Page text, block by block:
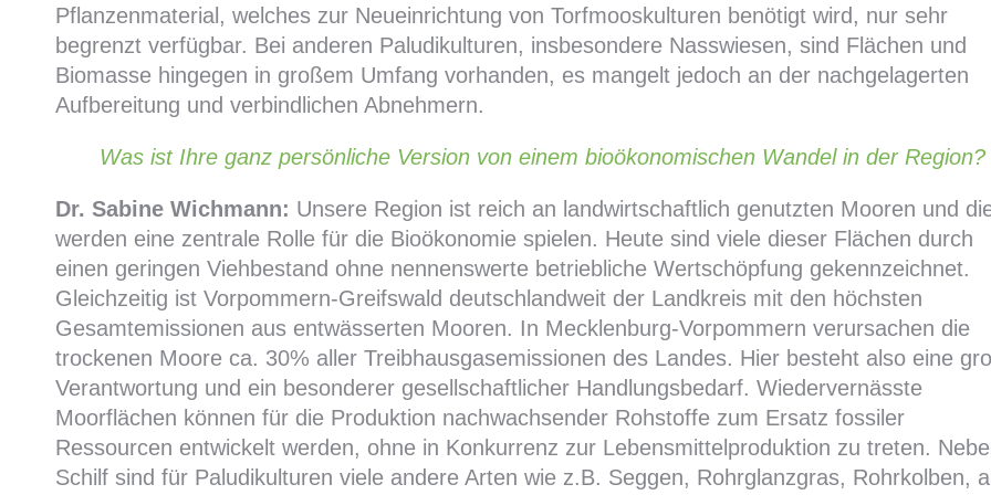
Pflanzenmaterial, welches zur Neueinrichtung von Torfmooskulturen benötigt wird, nur sehr
begrenzt verfügbar. Bei anderen Paludikulturen, insbesondere Nasswiesen, sind Flächen und
Biomasse hingegen in großem Umfang vorhanden, es mangelt jedoch an der nachgelagerten
Aufbereitung und verbindlichen Abnehmern.
Was ist Ihre ganz persönliche Version von einem bioökonomischen Wandel in der Region?
Dr. Sabine Wichmann: Unsere Region ist reich an landwirtschaftlich genutzten Mooren und
werden eine zentrale Rolle für die Bioökonomie spielen. Heute sind viele dieser Flächen durch
einen geringen Viehbestand ohne nennenswerte betriebliche Wertschöpfung gekennzeichnet.
Gleichzeitig ist Vorpommern-Greifswald deutschlandweit der Landkreis mit den höchsten
Gesamtemissionen aus entwässerten Mooren. In Mecklenburg-Vorpommern verursachen die
trockenen Moore ca. 30% aller Treibhausgasemissionen des Landes. Hier besteht also eine
Verantwortung und ein besonderer gesellschaftlicher Handlungsbedarf. Wiedervernässte
Moorflächen können für die Produktion nachwachsender Rohstoffe zum Ersatz fossiler
Ressourcen entwickelt werden, ohne in Konkurrenz zur Lebensmittelproduktion zu treten.
Schilf sind für Paludikulturen viele andere Arten wie z.B. Seggen, Rohrglanzgras, Rohrkolben,